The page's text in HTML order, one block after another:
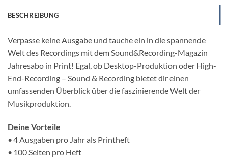
BESCHREIBUNG
Verpasse keine Ausgabe und tauche ein in die spannende
Welt des Recordings mit dem Sound&Recording-Magazin
Jahresabo in Print! Egal, ob Desktop-Produktion oder High-
End-Recording – Sound & Recording bietet dir einen
umfassenden Überblick über die faszinierende Welt der
Musikproduktion.
Deine Vorteile
• 4 Ausgaben pro Jahr als Printheft
• 100 Seiten pro Heft